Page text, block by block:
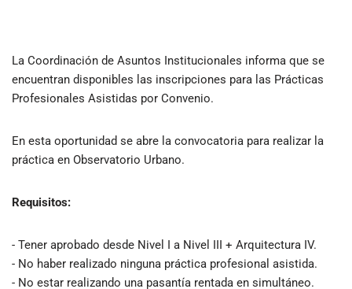
La Coordinación de Asuntos Institucionales informa que se
encuentran disponibles las inscripciones para las Prácticas
Profesionales Asistidas por Convenio.
En esta oportunidad se abre la convocatoria para realizar la
práctica en Observatorio Urbano.
Requisitos:
- Tener aprobado desde Nivel I a Nivel III + Arquitectura IV.
- No haber realizado ninguna práctica profesional asistida.
- No estar realizando una pasantía rentada en simultáneo.